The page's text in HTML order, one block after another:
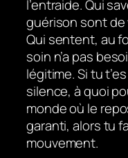
l’entraide. Qui
guérison sont
Qui sentent, au
soin n’a pas
légitime. Si tu
silence, à quoi
monde où le
garanti, alors tu
mouvement.